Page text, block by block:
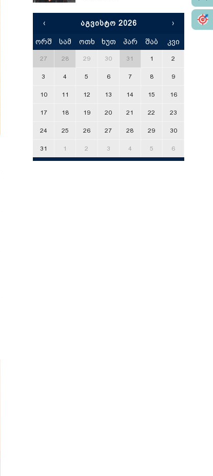
‹ ᲐᲒᲕᲘᲡᲢᲝ 2026 ›
ორშ სამ ოთხ ხუთ პარ შაბ კვი
27 28 29 30 31 1 2
3 4 5 6 7 8 9
10 11 12 13 14 15 16
17 18 19 20 21 22 23
24 25 26 27 28 29 30
31 1 2 3 4 5 6